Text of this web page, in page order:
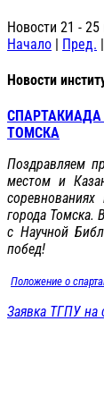
Новости 21 - 25
Начало | Пред. |
Новости
СПАРТАКИАДА
ТОМСКА
Поздравляем
местом и
города Томска.
с Научной
побед!
Положение о
Заявка ТГПУ